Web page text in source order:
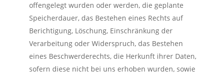
offengelegt wurden oder werden, die geplante
Speicherdauer, das Bestehen eines Rechts auf
Berichtigung, Löschung, Einschränkung der
Verarbeitung oder Widerspruch, das Bestehen
eines Beschwerderechts, die Herkunft ihrer Daten,
sofern diese nicht bei uns erhoben wurden, sowie